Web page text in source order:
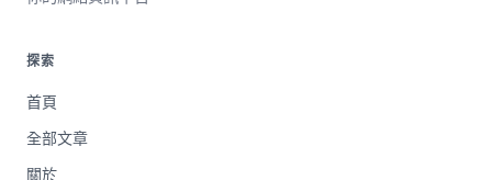
探索
首頁
全部文章
關於